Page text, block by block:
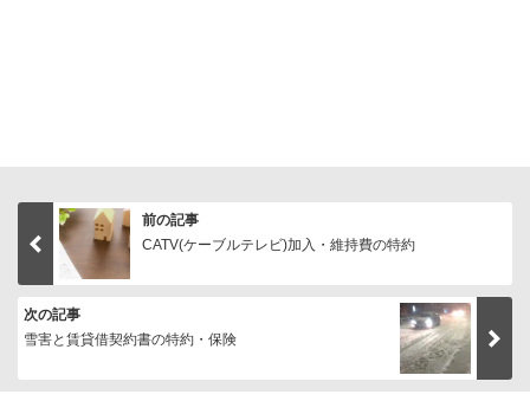
前の記事
CATV(ケーブルテレビ)加入・維持費の特約
次の記事
雪害と賃貸借契約書の特約・保険